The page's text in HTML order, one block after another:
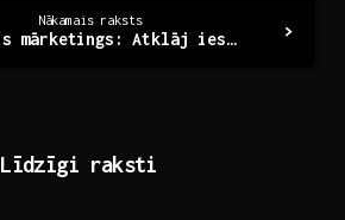
Nākamais raksts
Lokālais mārketings: Atklāj iespējas savā kopienā
Līdzīgi raksti